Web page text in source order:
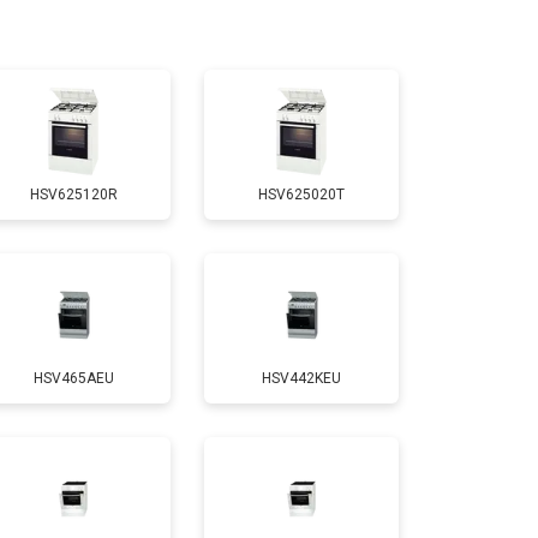
3000 ₽ Заказать
2750 ₽ Заказать
2590 ₽ Заказать
2600 ₽ Заказать
HSV625120R HSV625020T
HSV465AEU HSV442KEU